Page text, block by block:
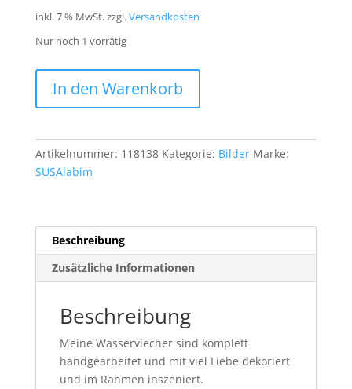
inkl. 7 % MwSt.zzgl.Versandkosten
Nur noch 1 vorrätig
Fischwelt
Menge
In den Warenkorb
Artikelnummer: 118138 Kategorie: Bilder Marke:
SUSAlabim
Beschreibung
Zusätzliche Informationen
Beschreibung
Meine Wasserviecher sind komplett
handgearbeitet und mit viel Liebe dekoriert
und im Rahmen inszeniert.